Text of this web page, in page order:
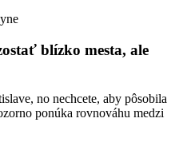
blízko mesta, ale
no nechcete, aby pôsobila
ponúka rovnováhu medzi